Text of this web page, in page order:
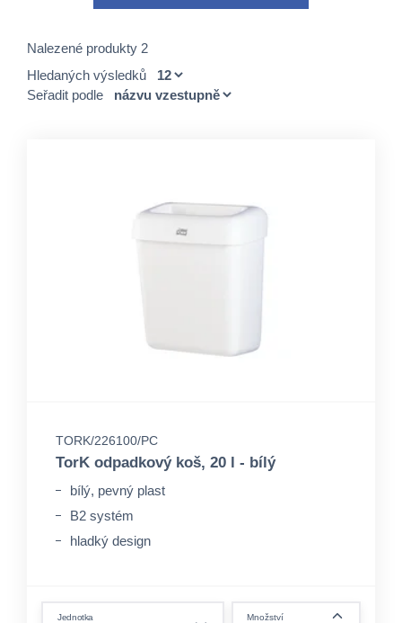
Nalezené produkty 2
Hledaných výsledků
Seřadit podle
TORK/226100/PC
TorK odpadkový koš, 20 l - bílý
bílý, pevný plast
B2 systém
hladký design
Jednotka Množství